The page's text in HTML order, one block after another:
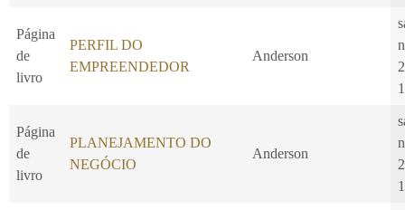
Página
de
livro
PERFIL DO
EMPREENDEDOR
Anderson
Página
de
livro
PLANEJAMENTO DO
NEGÓCIO
Anderson